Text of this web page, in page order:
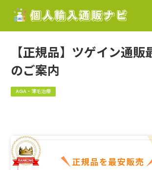
【正規品】ツゲイン通販
のご案内
AGA・薄毛治療